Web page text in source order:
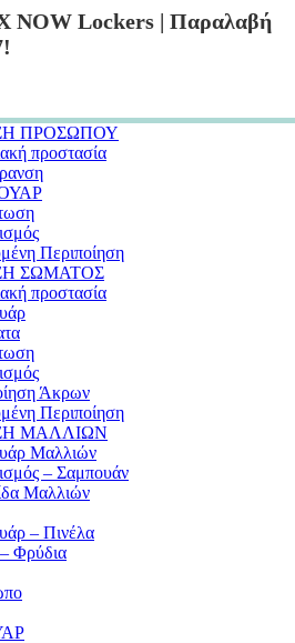
NOW Lockers | Παραλαβή
ΠΡΟΣΩΠΟΥ
προστασία
Περιποίηση
ΣΩΜΑΤΟΣ
προστασία
Άκρων
Περιποίηση
ΜΑΛΛΙΩΝ
Μαλλιών
– Σαμπουάν
Μαλλιών
– Πινέλα
Φρύδια